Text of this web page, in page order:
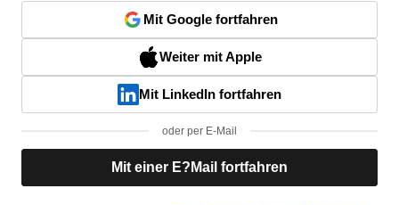
Mit Google fortfahren
Weiter mit Apple
Mit LinkedIn fortfahren
oder per E-Mail
Mit einer E?Mail fortfahren